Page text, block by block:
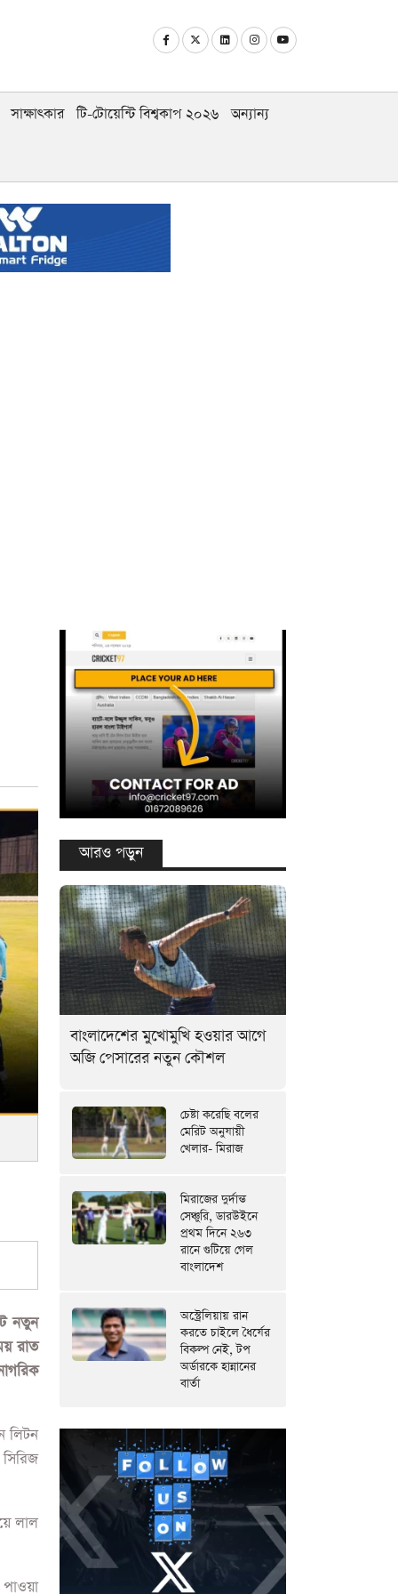
সাক্ষাৎকার টি-টোয়েন্টি বিশ্বকাপ ২০২৬ অন্যান্য
নতুন
রাত
লিটন
লাল
আরও পড়ুন
বাংলাদেশের মুখোমুখি হওয়ার আগে
অজি পেসারের নতুন কৌশল
চেষ্টা করেছি বলের
মেরিট অনুযায়ী
খেলার- মিরাজ
মিরাজের দুর্দান্ত
সেঞ্চুরি, ডারউইনে
প্রথম দিনে ২৬৩
রানে গুটিয়ে গেল
বাংলাদেশ
অস্ট্রেলিয়ায় রান
করতে চাইলে ধৈর্যের
বিকল্প নেই, টপ
অর্ডারকে হান্নানের
বার্তা